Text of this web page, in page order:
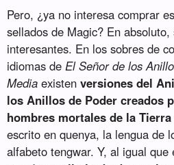
Pero, ¿ya no interesa comprar
sellados de Magic? En
interesantes. En los sobres de
idiomas deEl Señor de los
Media existenversiones del
los Anillos de Poder creados
hombres mortales de la Tierra
escrito en quenya, la lengua de
alfabeto tengwar. Y, al igual